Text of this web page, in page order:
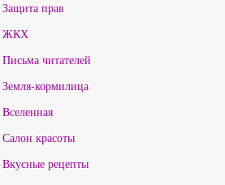
Защита прав
ЖКХ
Письма читателей
Земля-кормилица
Вселенная
Салон красоты
Вкусные рецепты